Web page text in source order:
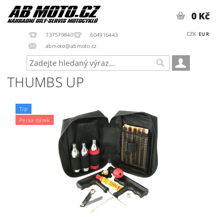
737579840
604916443
abmoto@abmoto.cz
CZK EUR
0 Kč
THUMBS UP
Tip
Pecka dárek